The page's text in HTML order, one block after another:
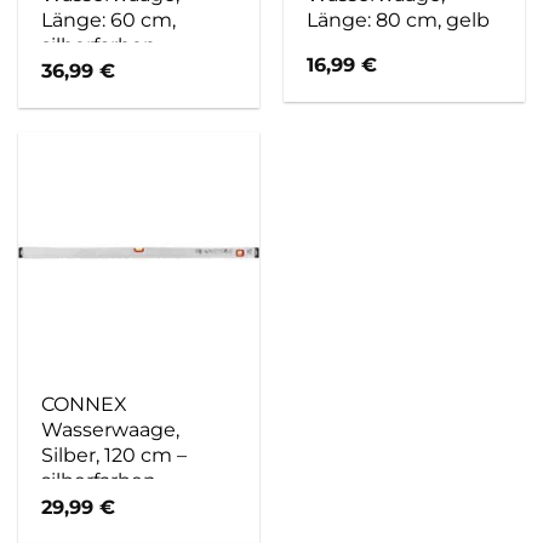
Länge: 60 cm,
silberfarben
36,99€
Länge: 80 cm, gelb
16,99€
CONNEX
Wasserwaage,
Silber, 120 cm –
silberfarben
29,99€